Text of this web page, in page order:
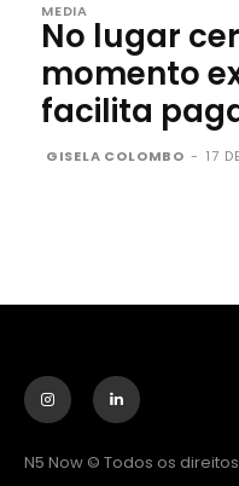
MEDIA
No lugar
momento
facilita
GISELA COLOMBO - 17
N5 Now © Todos os